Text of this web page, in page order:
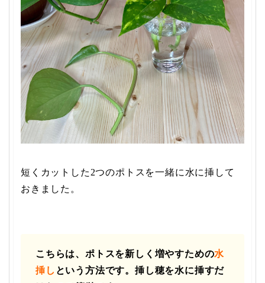
短くカットした2つのポトスを一緒に水に挿して
おきました。
こちらは、ポトスを新しく増やすための水
挿し という方法です。挿し穂を水に挿すだ